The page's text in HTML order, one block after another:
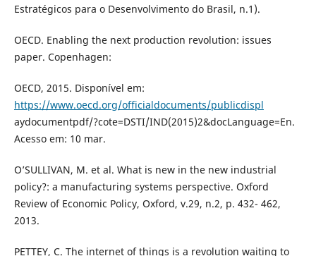
Estratégicos para o Desenvolvimento do Brasil, n.1).
OECD. Enabling the next production revolution: issues
paper. Copenhagen:
OECD, 2015. Disponível em:
https://www.oecd.org/officialdocuments/publicdispl
aydocumentpdf/?cote=DSTI/IND(2015)2&docLanguage=En.
Acesso em: 10 mar.
O’SULLIVAN, M. et al. What is new in the new industrial
policy?: a manufacturing systems perspective. Oxford
Review of Economic Policy, Oxford, v.29, n.2, p. 432- 462,
2013.
PETTEY, C. The internet of things is a revolution waiting to